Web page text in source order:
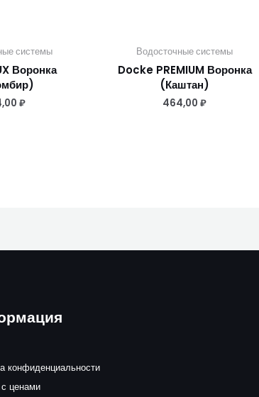
системы
Воронка
₽
Водосточные системы
Docke PREMIUM Воронка
(Каштан)
464,00₽
конфиденциальности
ценами